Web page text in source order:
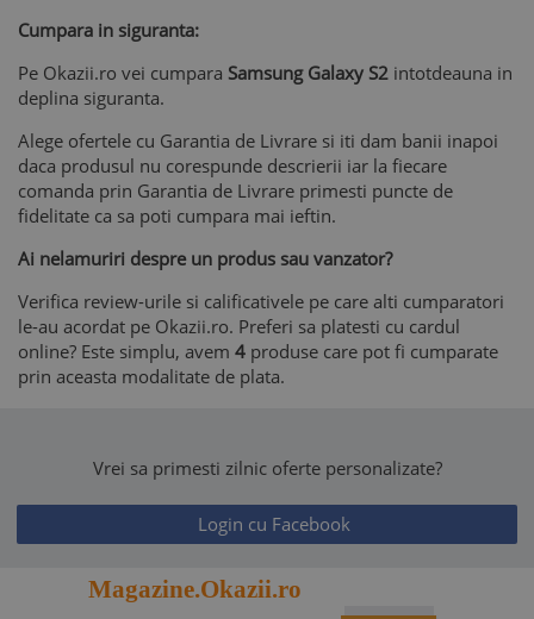
Cumpara in siguranta:
Pe Okazii.ro vei cumpara Samsung Galaxy S2 intotdeauna in
deplina siguranta.
Alege ofertele cu Garantia de Livrare si iti dam banii inapoi
daca produsul nu corespunde descrierii iar la fiecare
comanda prin Garantia de Livrare primesti puncte de
fidelitate ca sa poti cumpara mai ieftin.
Ai nelamuriri despre un produs sau vanzator?
Verifica review-urile si calificativele pe care alti cumparatori
le-au acordat pe Okazii.ro. Preferi sa platesti cu cardul
online? Este simplu, avem 4 produse care pot fi cumparate
prin aceasta modalitate de plata.
Vrei sa primesti zilnic oferte personalizate?
Login cu Facebook
Magazine.Okazii.ro